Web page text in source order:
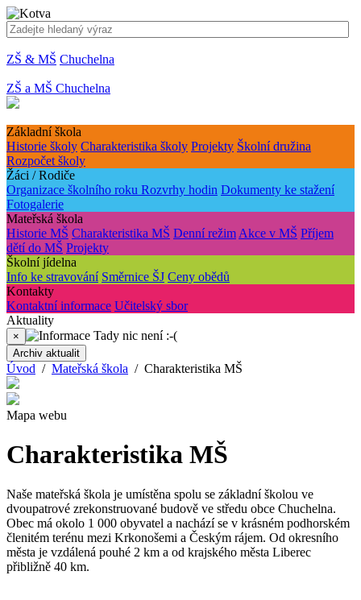
ZŠ & MŠ Chuchelna
ZŠ a MŠ Chuchelna
Základní škola
Historie školy Charakteristika školy Projekty Školní družina
Rozpočet školy
Žáci / Rodiče
Organizace školního roku Rozvrhy hodin Dokumenty ke stažení
Fotogalerie
Mateřská škola
Historie MŠ Charakteristika MŠ Denní režim Akce v MŠ Příjem
dětí do MŠ Projekty
Školní jídelna
Info ke stravování Směrnice ŠJ Ceny obědů
Kontakty
Kontaktní informace Učitelský sbor
Aktuality
× Tady nic není :-(
Archiv aktualit
Úvod / Mateřská škola / Charakteristika MŠ
Mapa webu
Charakteristika MŠ
Naše mateřská škola je umístěna spolu se základní školou ve
dvoupatrové zrekonstruované budově ve středu obce Chuchelna.
Obec má okolo 1 000 obyvatel a nachází se v krásném podhorském
členitém terénu mezi Krkonošemi a Českým rájem. Od okresního
města je vzdálená pouhé 2 km a od krajského města Liberec
přibližně 40 km.